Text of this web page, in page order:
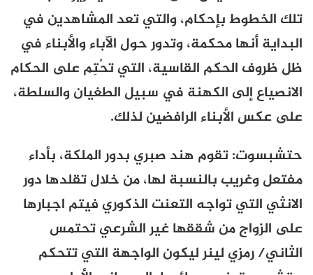
تلك الخطوط بإحكام، والتي تعد المشاهدين في
البداية أنها محكمة، وتدور حول الآباء والأبناء في
ظل ظروف الحكم القاسية، التي تحُتِم على الحكام
الانصياع إلى الكهنة في سبيل الطغيان والسلطة،
على عكس الأبناء الرافضين لذلك.
حتشبسوت: تقوم هند صبري بدور الملكة، بأداء
مفتعل وغريب بالنسبة لها، من خلال تقلدها دور
الانثي التي تواجه التعنت الذكوري فيتم اجبارها
على الزواج من شققها غير الشرعي تحتمس
الثاني/ رمزي لينر ليكون الواجهة التي تتحكم